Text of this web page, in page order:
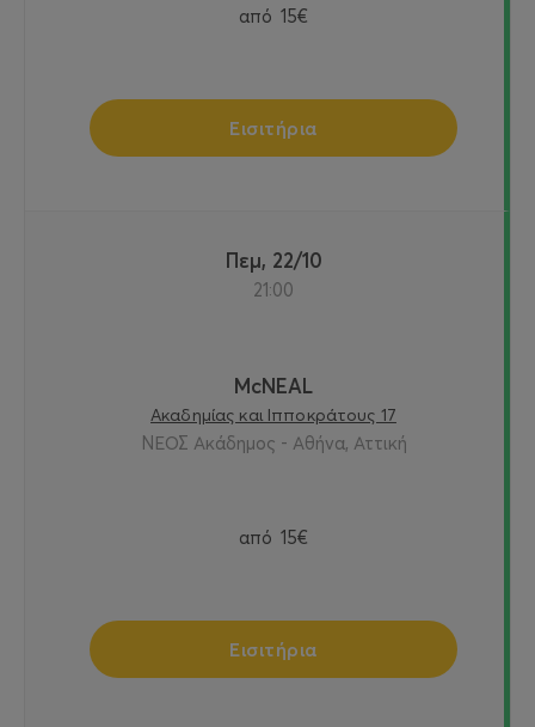
από 15€
Εισιτήρια
Πεμ, 22/10
21:00
McNEAL
Ακαδημίας και Ιπποκράτους 17
ΝΕΟΣ Ακάδημος - Αθήνα, Αττική
από 15€
Εισιτήρια